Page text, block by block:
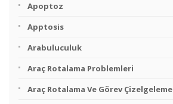
Apoptoz
Apptosis
Arabuluculuk
Araç Rotalama Problemleri
Araç Rotalama Ve Görev Çizelgeleme